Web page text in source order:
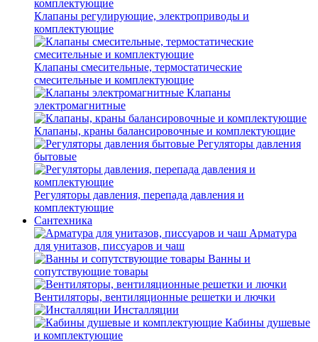
Клапаны регулирующие, электроприводы и
комплектующие
Клапаны смесительные, термостатические
смесительные и комплектующие
Клапаны
электромагнитные
Клапаны, краны балансировочные и комплектующие
Регуляторы давления
бытовые
Регуляторы давления, перепада давления и
комплектующие
Сантехника
Арматура
для унитазов, писсуаров и чаш
Ванны и
сопутствующие товары
Вентиляторы, вентиляционные решетки и лючки
Инсталляции
Кабины душевые
и комплектующие